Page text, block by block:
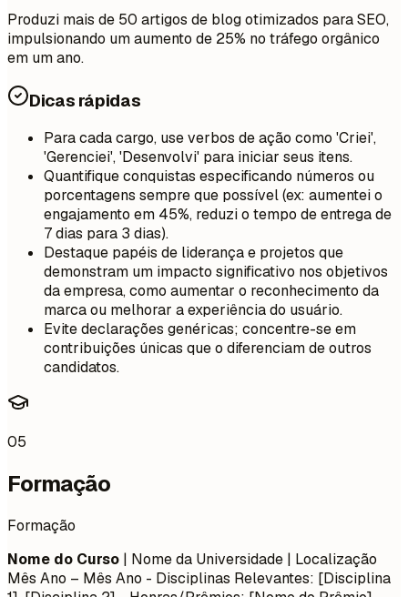
Produzi mais de 50 artigos de blog otimizados para SEO,
impulsionando um aumento de 25% no tráfego orgânico
em um ano.
Dicas rápidas
Para cada cargo, use verbos de ação como 'Criei',
'Gerenciei', 'Desenvolvi' para iniciar seus itens.
Quantifique conquistas especificando números ou
porcentagens sempre que possível (ex: aumentei o
engajamento em 45%, reduzi o tempo de entrega de
7 dias para 3 dias).
Destaque papéis de liderança e projetos que
demonstram um impacto significativo nos objetivos
da empresa, como aumentar o reconhecimento da
marca ou melhorar a experiência do usuário.
Evite declarações genéricas; concentre-se em
contribuições únicas que o diferenciam de outros
candidatos.
05
Formação
Formação
Nome do Curso | Nome da Universidade | Localização
Mês Ano – Mês Ano - Disciplinas Relevantes: [Disciplina